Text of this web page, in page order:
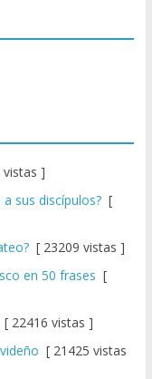
vistas ]
sus discípulos?[
[ 23209 vistas ]
en 50 frases [
22416 vistas ]
[ 21425 vistas